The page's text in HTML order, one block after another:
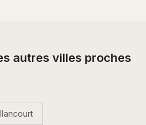
autres villes proches